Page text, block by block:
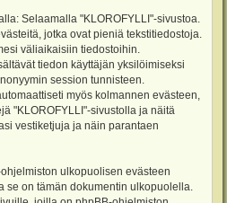
Selaamalla "KLOROFYLLI"-sivustoa.
jotka ovat pieniä tekstitiedostoja.
väliaikaisiin tiedostoihin.
tiedon käyttäjän yksilöimiseksi
session tunnisteen.
myös kolmannen evästeen,
"KLOROFYLLI"-sivustolla ja näitä
vestiketjuja ja näin parantaen
ulkopuolisen evästeen
se on tämän dokumentin ulkopuolella.